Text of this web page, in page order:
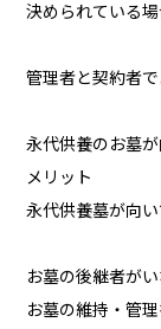
決められている場
管理者と契約者
永代供養のお墓
メリット
永代供養墓が向
お墓の後継者が
お墓の維持・管